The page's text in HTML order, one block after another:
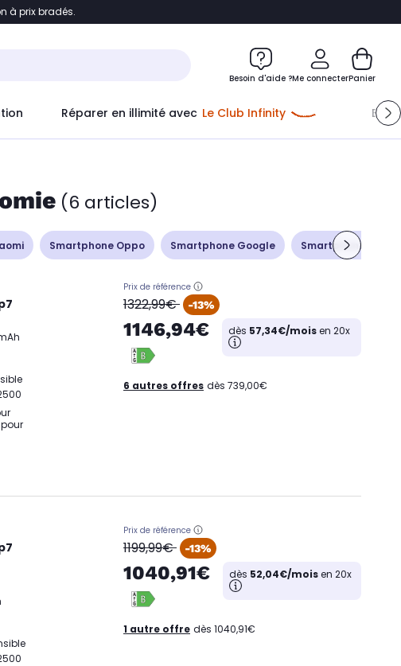
contenu
à prix bradés.
Besoin d'aide ?Me connecterPanier
Réparer en illimité avec Le Club Infinity
(6 articles)
Smartphone Oppo Smartphone Google Smartphone Sony
Prix de référence
oldPrice
1322,99€ -13%
1146,94€ dès 57,34€/moisen 20x
6 autres offres dès 739,00€
Prix de référence
oldPrice
1199,99€ -13%
1040,91€ dès 52,04€/moisen 20x
1 autre offre dès 1040,91€